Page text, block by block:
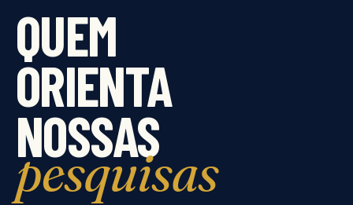
QUEM
ORIENTA
NOSSAS
pesquisas